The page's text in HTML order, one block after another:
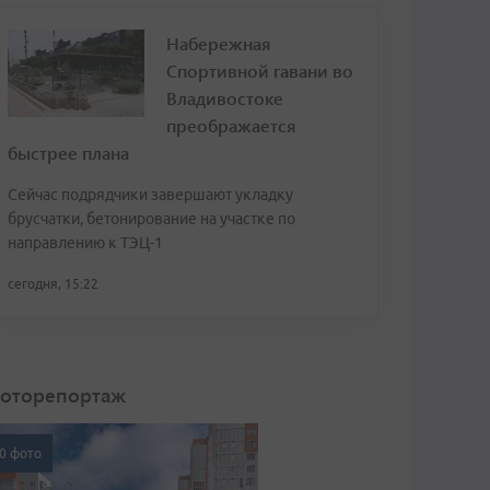
Набережная
Спортивной гавани во
Владивостоке
преображается
быстрее плана
Сейчас подрядчики завершают укладку
брусчатки, бетонирование на участке по
направлению к ТЭЦ-1
сегодня, 15:22
фото